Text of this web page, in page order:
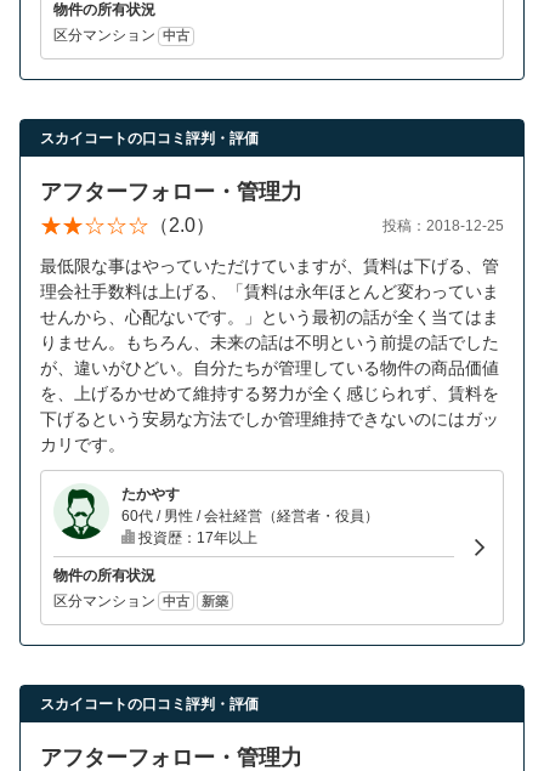
物件の所有状況
区分マンション 中古
スカイコートの口コミ評判・評価
アフターフォロー・管理力
（2.0） 投稿：2018-12-25
最低限な事はやっていただけていますが、賃料は下げる、管
理会社手数料は上げる、「賃料は永年ほとんど変わっていま
せんから、心配ないです。」という最初の話が全く当てはま
りません。もちろん、未来の話は不明という前提の話でした
が、違いがひどい。自分たちが管理している物件の商品価値
を、上げるかせめて維持する努力が全く感じられず、賃料を
下げるという安易な方法でしか管理維持できないのにはガッ
カリです。
たかやす
60代 / 男性 / 会社経営（経営者・役員）
投資歴：17年以上
物件の所有状況
区分マンション 中古 新築
スカイコートの口コミ評判・評価
アフターフォロー・管理力